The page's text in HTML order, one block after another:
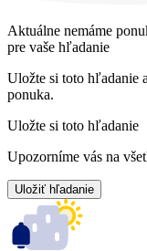
Aktuálne nemáme
pre vaše hľadanie
Uložte si toto hľadanie
ponuka.
Uložte si toto hľadanie
Upozorníme vás na
Uložiť hľadanie